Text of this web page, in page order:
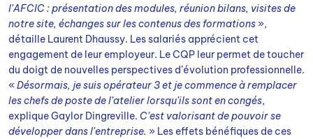
l’AFCIC : présentation des modules, réunion bilans, visites de
notre site, échanges sur les contenus des formations »,
détaille Laurent Dhaussy. Les salariés apprécient cet
engagement de leur employeur. Le CQP leur permet de toucher
du doigt de nouvelles perspectives d’évolution professionnelle.
« Désormais, je suis opérateur 3 et je commence à remplacer
les chefs de poste de l’atelier lorsqu’ils sont en congés,
explique Gaylor Dingreville. C’est valorisant de pouvoir se
développer dans l’entreprise. » Les effets bénéfiques de ces